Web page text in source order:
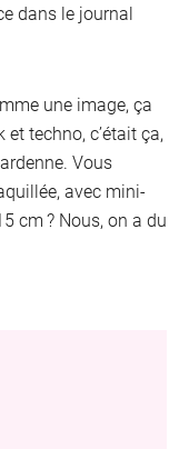
dans le journal
une image, ça
et techno, c’était ça,
Vous
avec mini-
cm ? Nous, on a du